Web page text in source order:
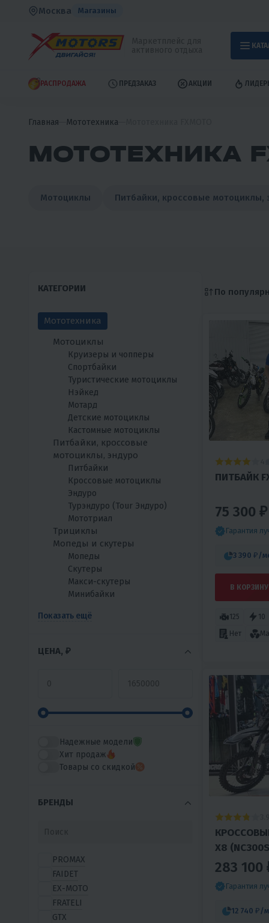
Москва Магазины
РАСПРОДАЖА ПРЕДЗАКАЗ АКЦИИ
Главная Мототехника
МОТОТЕХНИКА
Мотоциклы Питбайки, кроссовые мотоциклы,
КАТЕГОРИИ
Мототехника
Мотоциклы
Круизеры и чопперы
Спортбайки
Туристические мотоциклы
Нэйкед
Мотард
Детские мотоциклы
Кастомные мотоциклы
Питбайки, кроссовые
мотоциклы, эндуро
Питбайки
Кроссовые мотоциклы
Эндуро
Турэндуро (Tour Эндуро)
Мототриал
Трициклы
Мопеды и скутеры
Мопеды
Скутеры
Макси-скутеры
Минибайки
Показать ещё
ЦЕНА, ₽
Надежные модели
Хит продаж
Товары со скидкой
БРЕНДЫ
PROMAX
FAIDET
EX-MOTO
FRATELI
GTX
По
ПИТБАЙК
75 300 ₽
Гарантия
3 390 ₽ /
В КОРЗИНУ
125 10
Нет
X8
283 100
Гарантия
12 740 ₽ /